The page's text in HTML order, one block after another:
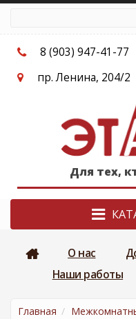
Перейти к основному
Для тех,
8 (903) 947-41-77
пр. Ленина, 204/2
О нас
Наши работы
Главная